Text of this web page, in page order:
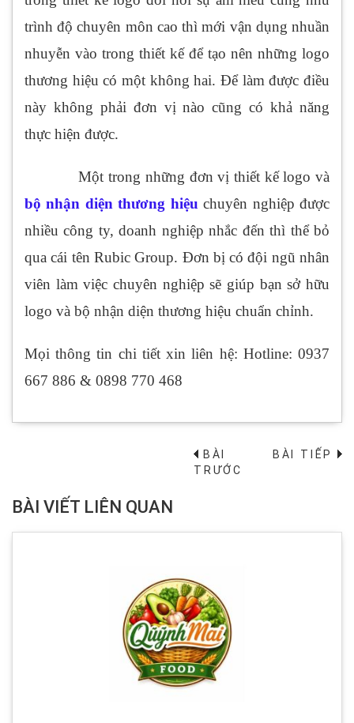
trình độ chuyên môn cao thì mới vận dụng nhuần
nhuyễn vào trong thiết kế để tạo nên những logo
thương hiệu có một không hai. Để làm được điều
này không phải đơn vị nào cũng có khả năng
thực hiện được.
Một trong những đơn vị thiết kế logo và
bộ nhận diện thương hiệu chuyên nghiệp được
nhiều công ty, doanh nghiệp nhắc đến thì thể bỏ
qua cái tên Rubic Group. Đơn bị có đội ngũ nhân
viên làm việc chuyên nghiệp sẽ giúp bạn sở hữu
logo và bộ nhận diện thương hiệu chuẩn chỉnh.
Mọi thông tin chi tiết xin liên hệ: Hotline: 0937
667 886 & 0898 770 468
BÀI
TRƯỚC
BÀI TIẾP→
BÀI VIẾT LIÊN QUAN